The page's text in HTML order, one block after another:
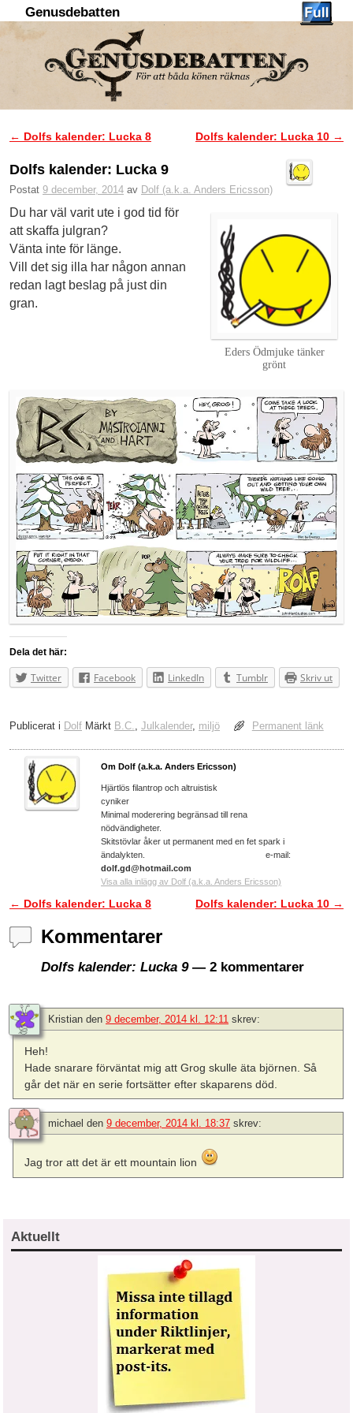
Genusdebatten
Inläggsnavigering
← Dolfs kalender: Lucka 8 Dolfs kalender: Lucka 10 →
Dolfs kalender: Lucka 9
Postat 9 december, 2014 av Dolf (a.k.a. Anders Ericsson)
Eders Ödmjuke tänker
grönt
Du har väl varit ute i god tid för
att skaffa julgran?
Vänta inte för länge.
Vill det sig illa har någon annan
redan lagt beslag på just din
gran.
Dela det här:
Twitter Facebook LinkedIn Tumblr Skriv ut
Publicerat i Dolf Märkt B.C., Julkalender, miljö Permanent länk
Om Dolf (a.k.a. Anders Ericsson)
Hjärtlös filantrop och altruistisk
cyniker
Minimal moderering begränsad till rena
nödvändigheter.
Skitstövlar åker ut permanent med en fet spark i
ändalykten. e-mail:
dolf.gd@hotmail.com
Visa alla inlägg av Dolf (a.k.a. Anders Ericsson)
Inläggsnavigering
← Dolfs kalender: Lucka 8 Dolfs kalender: Lucka 10 →
Kommentarer
Dolfs kalender: Lucka 9— 2 kommentarer
Kristian den 9 december, 2014 kl. 12:11 skrev:
Heh!
Hade snarare förväntat mig att Grog skulle äta björnen. Så
går det när en serie fortsätter efter skaparens död.
michael den 9 december, 2014 kl. 18:37 skrev:
Jag tror att det är ett mountain lion
Aktuellt